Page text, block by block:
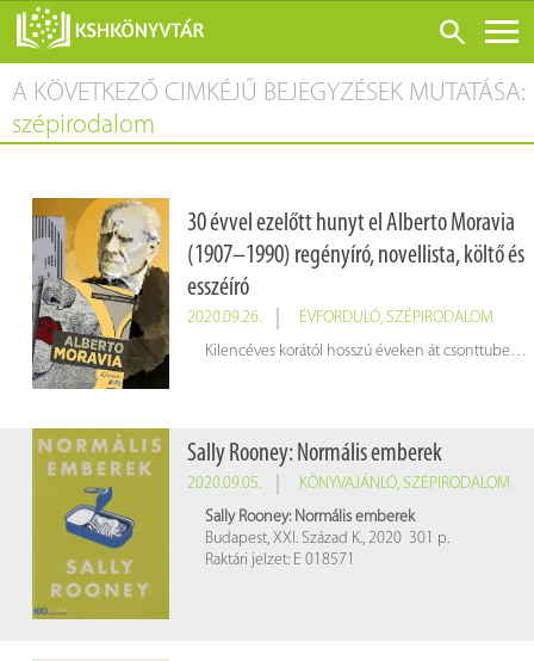
ONLINE KATALÓGUS
RÓLUNK
SZOLGÁLTATÁSOK
KONFERENCIÁK
ADATBÁZISOK
BLOG
A KÖVETKEZŐ CIMKÉJŰ BEJEGYZÉSEK MUTATÁSA:
szépirodalom
30 évvel ezelőtt hunyt el Alberto Moravia
(1907–1990) regényíró, novellista, költő és
esszéíró
2020.09.26. ÉVFORDULÓ, SZÉPIRODALOM
Kilencéves korától hosszú éveken át csonttuberkulózissal kezelték. Az ágyhoz kötött időszak alatt szenvedélyévé vált az olvasás, kedvenc írói közé tartozott Dosztojevszkij, Joyce, Goldoni, Shakespeare, Molière és Mallarmé.
Sally Rooney: Normális emberek
2020.09.05. KÖNYVAJÁNLÓ, SZÉPIRODALOM
Sally Rooney: Normális emberek
Budapest, XXI. Század K., 2020 301 p.
Raktári jelzet: E 018571